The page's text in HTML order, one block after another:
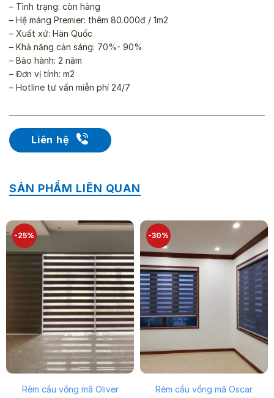
Liên hệ
– Tình trạng: còn hàng
– Hệ máng Premier: thêm 80.000đ / 1m2
– Xuất xứ: Hàn Quốc
– Khả năng cản sáng: 70%- 90%
– Bảo hành: 2 năm
– Đơn vị tính: m2
– Hotline tư vấn miễn phí 24/7
SẢN PHẨM LIÊN QUAN
-25%
Rèm cầu vồng mã Oliver
-30%
Rèm cầu vồng mã Oscar